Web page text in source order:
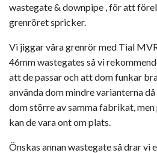
wastegate & downpipe , för att
grenröret spricker.
Vi jiggar våra grenrör med Tial
46mm wastegates så vi
att de passar och att dom funkar
använda dom mindre varianterna
dom större av samma fabrikat,
kan de vara ont om plats.
Önskas annan wastegate så drar vi